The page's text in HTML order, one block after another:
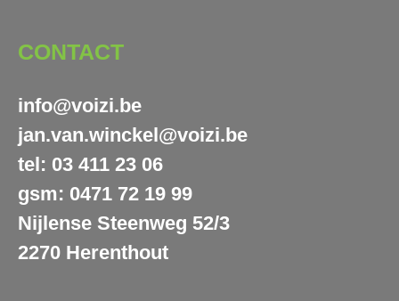
CONTACT
info@voizi.be
jan.van.winckel@voizi.be
tel: 03 411 23 06
gsm: 0471 72 19 99
Nijlense Steenweg 52/3
2270 Herenthout